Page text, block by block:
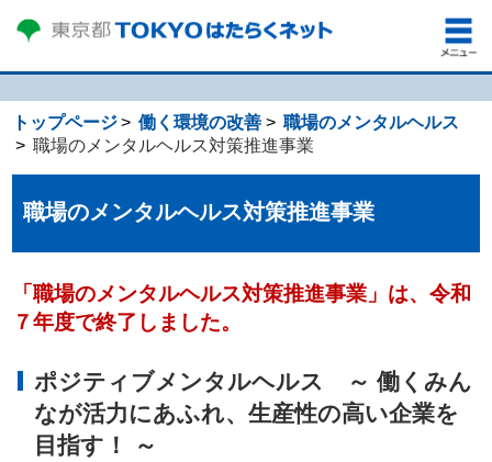
トップページ 働く環境の改善
職場のメンタルヘルス
職場のメンタルヘルス対策推進事業
職場のメンタルヘルス対策推進事業
「職場のメンタルヘルス対策推進事業」は、令和
７年度で終了しました。
ポジティブメンタルヘルス
～ 働くみん
なが活力にあふれ、生産性の高い企業を
目指す！ ～